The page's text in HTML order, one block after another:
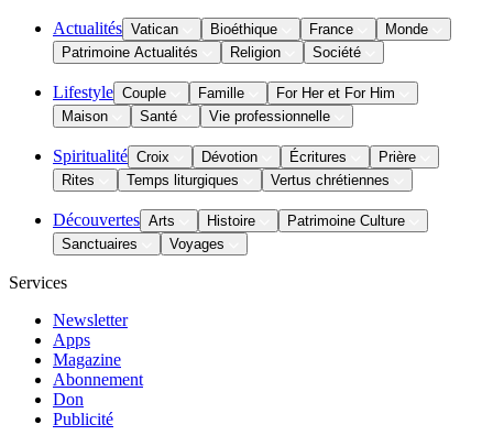
Actualités Vatican Bioéthique France
Monde
Patrimoine Actualités
Religion Société
Lifestyle Couple Famille
For Her et For Him
Maison
Santé Vie professionnelle
Spiritualité Croix Dévotion Écritures
Prière
Rites
Temps liturgiques Vertus chrétiennes
Découvertes Arts Histoire
Patrimoine Culture
Sanctuaires
Voyages
Services
Newsletter
Apps
Magazine
Abonnement
Don
Publicité